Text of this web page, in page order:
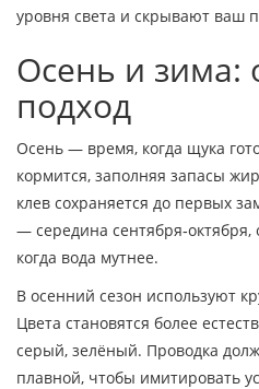
уровня света и скрывают ваш
Осень и зима:
подход
Осень — время, когда щука
кормится, заполняя запасы
клев сохраняется до первых
— середина
когда вода мутнее.
В осенний сезон используют
Цвета становятся более
серый, зелёный. Проводка
плавной, чтобы имитировать